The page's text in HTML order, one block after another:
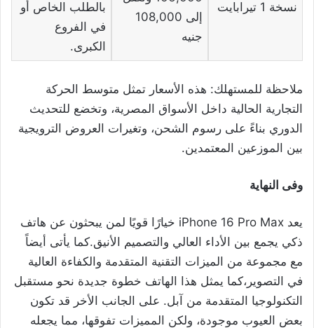
نسخة 1 تيرابايت
إلى 108,000
جنيه
بالطلب الخاص أو
في الفروع
الكبرى.
ملاحظة للمستهلك: هذه الأسعار تمثل متوسط الحركة
التجارية الحالية داخل الأسواق المصرية، وتخضع للتحديث
الدوري بناءً على رسوم الشحن، وتغيرات العروض الترويجية
بين الموزعين المعتمدين.
وفى النهاية
يعد iPhone 16 Pro Max خيارًا قويًا لمن يبحثون عن هاتف
ذكي يجمع بين الأداء العالي والتصميم الأنيق.كما يأتى أيضاً
مع مجموعة من الميزات التقنية المتقدمة والكفاءة العالية
في التصوير،كما يمثل هذا الهاتف خطوة جديدة نحو مستقبل
التكنولوجيا المتقدمة من آبل. على الجانب الأخر قد تكون
بعض العيوب موجودة، ولكن المميزات تفوقها، مما يجعله